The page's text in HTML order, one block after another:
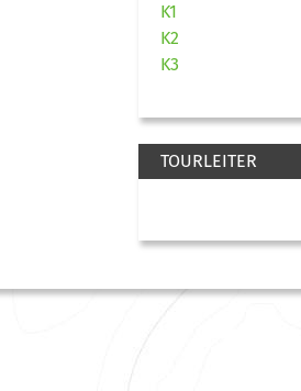
K1
K2
K3
TOURLEITER